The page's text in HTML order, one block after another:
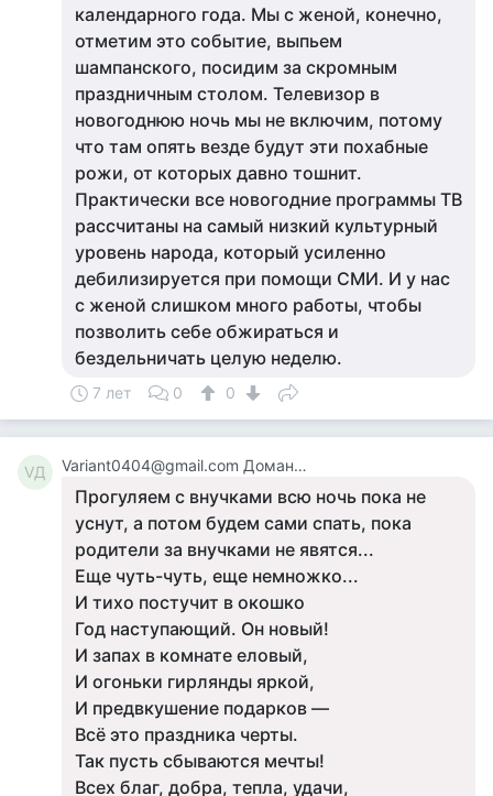
календарного года. Мы с женой, конечно,
отметим это событие, выпьем
шампанского, посидим за скромным
праздничным столом. Телевизор в
новогоднюю ночь мы не включим, потому
что там опять везде будут эти похабные
рожи, от которых давно тошнит.
Практически все новогодние программы ТВ
рассчитаны на самый низкий культурный
уровень народа, который усиленно
дебилизируется при помощи СМИ. И у нас
с женой слишком много работы, чтобы
позволить себе обжираться и
бездельничать целую неделю.
7 лет 0 0
VД Variant0404@gmail.com Доманский
Прогуляем с внучками всю ночь пока не
уснут, а потом будем сами спать, пока
родители за внучками не явятся...
Еще чуть-чуть, еще немножко...
И тихо постучит в окошко
Год наступающий. Он новый!
И запах в комнате еловый,
И огоньки гирлянды яркой,
И предвкушение подарков —
Всё это праздника черты.
Так пусть сбываются мечты!
Всех благ, добра, тепла, удачи,